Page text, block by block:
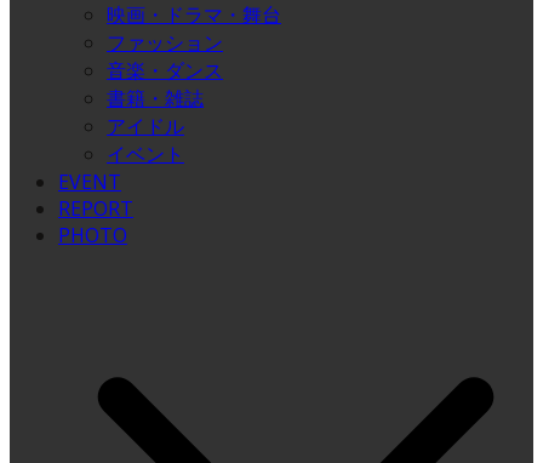
映画・ドラマ・舞台
ファッション
音楽・ダンス
書籍・雑誌
アイドル
イベント
EVENT
REPORT
PHOTO